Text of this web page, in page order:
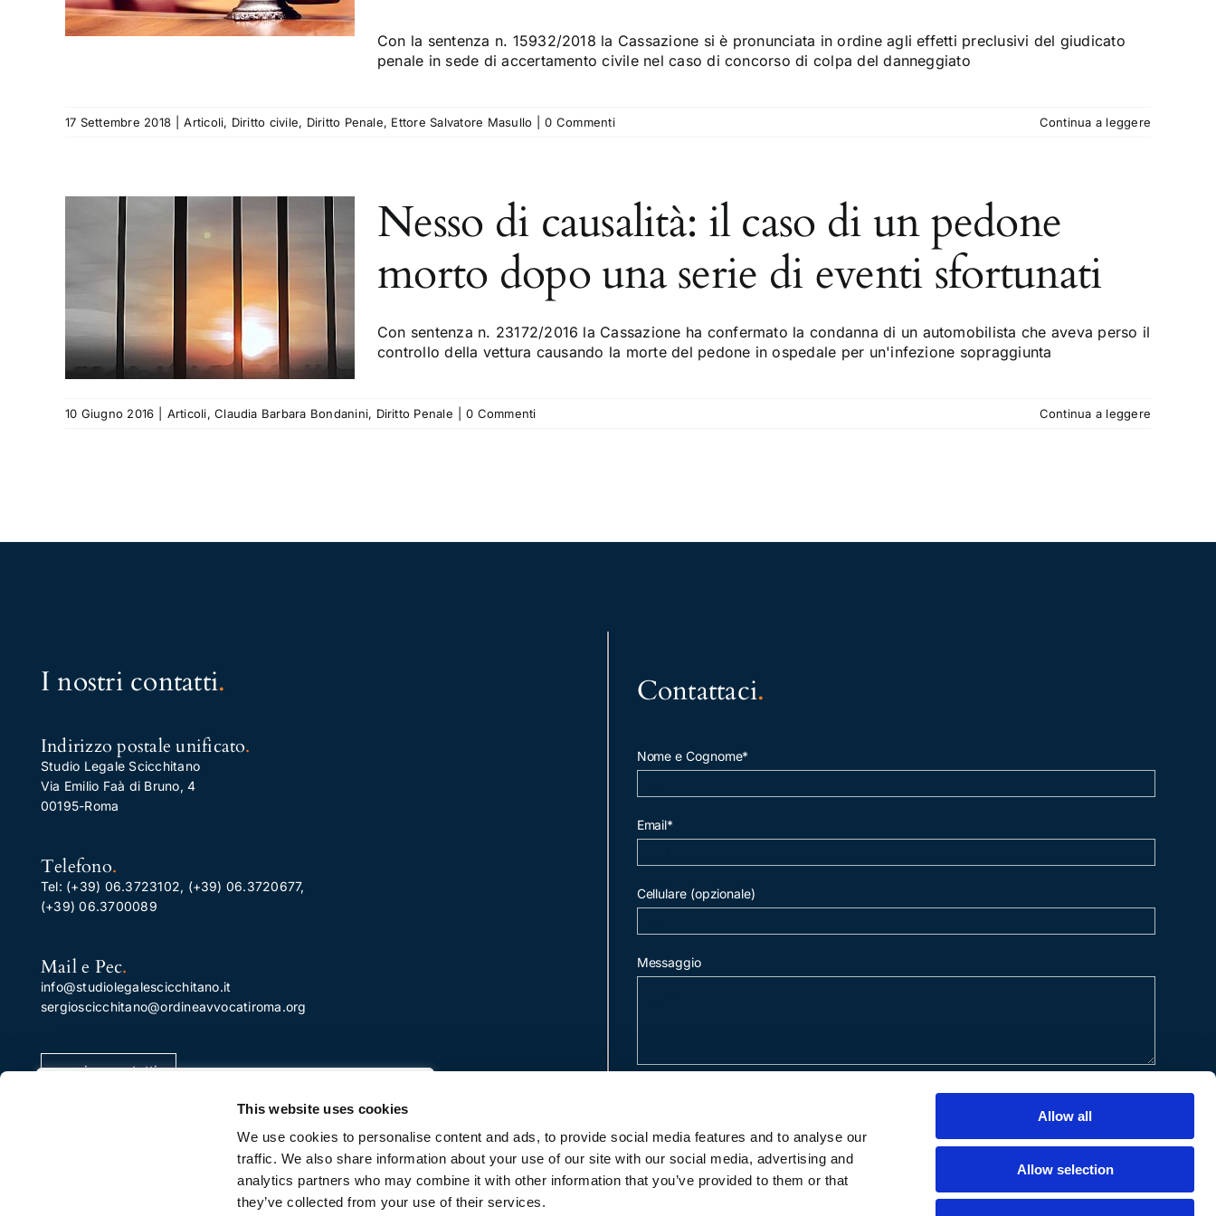
This website uses cookies
We use cookies to personalise content and ads, to provide social media features and to analyse our
traffic. We also share information about your use of our site with our social media, advertising and
analytics partners who may combine it with other information that you’ve provided to them or that
they’ve collected from your use of their services.
Allow all
Allow selection
Utilizziamo i cookie per migliorare la tua esperienza di
navigazione, pubblicare annunci o contenuti
personalizzati e analizzare il nostro traffico. Facendo clic
su "Accetta tutto", acconsenti al nostro utilizzo dei
Con la sentenza n. 15932/2018 la Cassazione si è pronunciata in ordine agli effetti preclusivi del giudicato
penale in sede di accertamento civile nel caso di concorso di colpa del danneggiato
17 Settembre 2018 Articoli, Diritto civile, Diritto Penale, Ettore Salvatore Masullo 0 Commenti Continua a leggere
Nesso di causalità: il caso di un pedone
morto dopo una serie di eventi sfortunati
Con sentenza n. 23172/2016 la Cassazione ha confermato la condanna di un automobilista che aveva perso il
controllo della vettura causando la morte del pedone in ospedale per un'infezione sopraggiunta
10 Giugno 2016 Articoli,Claudia Barbara Bondanini, Diritto Penale 0 Commenti Continua a leggere
I nostri contatti.
Indirizzo postale unificato.
Studio Legale Scicchitano
Via Emilio Faà di Bruno, 4
00195-Roma
Telefono.
Tel: (+39) 06.3723102, (+39) 06.3720677,
(+39) 06.3700089
Mail e Pec.
info@studiolegalescicchitano.it
sergioscicchitano@ordineavvocatiroma.org
pagina contatti
Contattaci.
Nome e Cognome*
Email*
Cellulare (opzionale)
Messaggio